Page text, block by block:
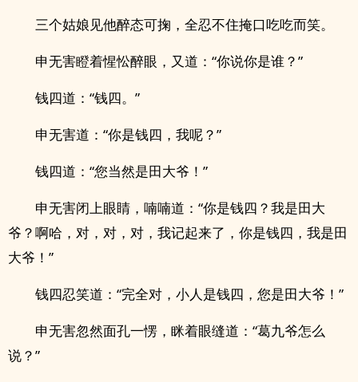
三个姑娘见他醉态可掬，全忍不住掩口吃吃而笑。
申无害瞪着惺忪醉眼，又道：“你说你是谁？”
钱四道：“钱四。”
申无害道：“你是钱四，我呢？”
钱四道：“您当然是田大爷！”
申无害闭上眼睛，喃喃道：“你是钱四？我是田大
爷？啊哈，对，对，对，我记起来了，你是钱四，我是田
大爷！”
钱四忍笑道：“完全对，小人是钱四，您是田大爷！”
申无害忽然面孔一愣，眯着眼缝道：“葛九爷怎么
说？”